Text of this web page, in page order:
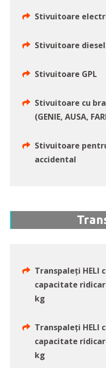
Stivuitoare
Stivuitoare diesel
Stivuitoare GPL
Stivuitoare cu
(GENIE, AUSA,
Stivuitoare
accidental
Transpaleți HELI
capacitate
kg
Transpaleți HELI
capacitate
kg